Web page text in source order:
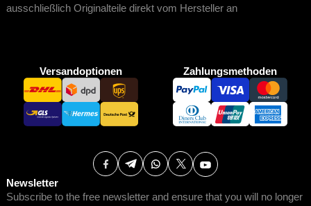
ausschließlich Originalteile direkt vom Hersteller an
Versandoptionen Zahlungsmethoden
Newsletter
Subscribe to the free newsletter and ensure that you will no longer